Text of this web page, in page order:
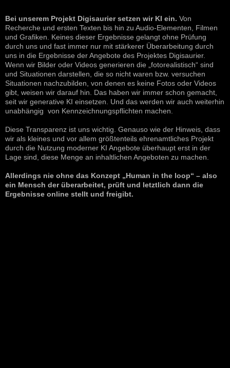
Bei unserem Projekt Digisaurier setzen wir KI ein. Von
Recherche und ersten Texten bis hin zu Audio-Elementen, Filmen
und Grafiken. Keines dieser Ergebnisse gelangt ohne Prüfung
durch uns und fast immer nur mit stärkerer Überarbeitung durch
uns in die Ergebnisse der Angebote des Projektes Digisaurier.
Wenn wir Bilder oder Videos generieren die „fotorealistisch“ sind
und Situationen darstellen, die so nicht waren bzw. versuchen
Situationen nachzubilden, von denen es keine Fotos oder Videos
gibt, weisen wir darauf hin. Das haben wir immer schon gemacht,
seit wir generative KI einsetzen. Und das werden wir auch weiterhin
unabhängig von Kennzeichnungspflichten machen.
Diese Transparenz ist uns wichtig. Genauso wie der Hinweis, dass
wir als kleines und vor allem größtenteils ehrenamtliches Projekt
durch die Nutzung moderner KI Angebote überhaupt erst in der
Lage sind, diese Menge an inhaltlichen Angeboten zu machen.
Allerdings nie ohne das Konzept „Human in the loop“ – also
ein Mensch der überarbeitet, prüft und letztlich dann die
Ergebnisse online stellt und freigibt.